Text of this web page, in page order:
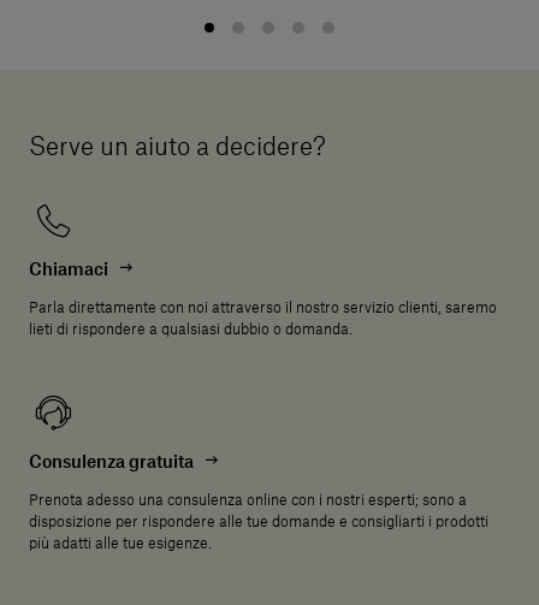
Serve un aiuto a decidere?
Chiamaci
Parla direttamente con noi attraverso il nostro servizio clienti, saremo
lieti di rispondere a qualsiasi dubbio o domanda.
Consulenza gratuita
Prenota adesso una consulenza online con i nostri esperti; sono a
disposizione per rispondere alle tue domande e consigliarti i prodotti
più adatti alle tue esigenze.